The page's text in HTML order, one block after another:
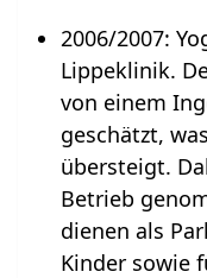
2006/2007:
Lippeklinik.
von einem
geschätzt,
übersteigt.
Betrieb
dienen als
Kinder sowie